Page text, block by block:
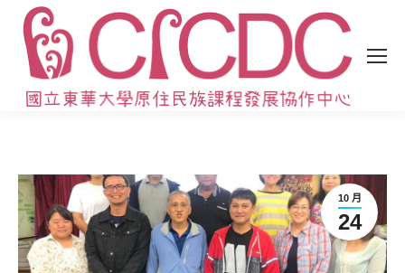
10 月
24